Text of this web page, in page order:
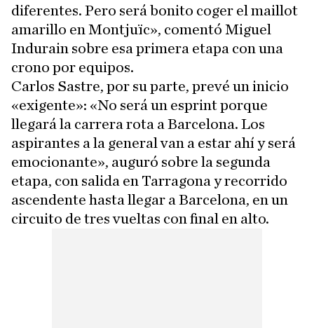
diferentes. Pero será bonito coger el maillot
amarillo en Montjuïc», comentó Miguel
Indurain sobre esa primera etapa con una
crono por equipos.
Carlos Sastre, por su parte, prevé un inicio
«exigente»: «No será un esprint porque
llegará la carrera rota a Barcelona. Los
aspirantes a la general van a estar ahí y será
emocionante», auguró sobre la segunda
etapa, con salida en Tarragona y recorrido
ascendente hasta llegar a Barcelona, en un
circuito de tres vueltas con final en alto.